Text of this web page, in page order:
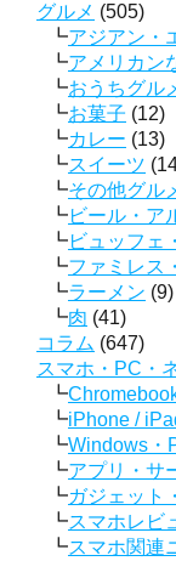
グルメ (505)
アジアン・
アメリカン
おうちグル
お菓子 (12)
カレー (13)
スイーツ
その他グル
ビール・ア
ビュッフェ
ファミレス
ラーメン (9)
肉 (41)
コラム (647)
スマホ・PC・
iPhone /
Windows・
アプリ・サ
ガジェット
スマホレビ
スマホ関連